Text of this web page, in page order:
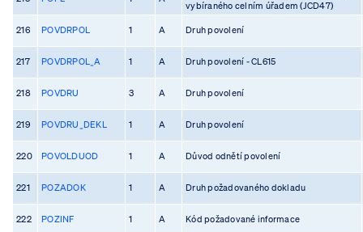
vybíraného celním úřadem (JCD47)
216 POVDRPOL 1 A Druh povolení
217 POVDRPOL_A 1 A Druh povolení - CL615
218 POVDRU 3 A Druh povolení
219 POVDRU_DEKL 1 A Druh povolení
220 POVOLDUOD 1 A Důvod odnětí povolení
221 POZADOK 1 A Druh požadovaného dokladu
222 POZINF 1 A Kód požadované informace